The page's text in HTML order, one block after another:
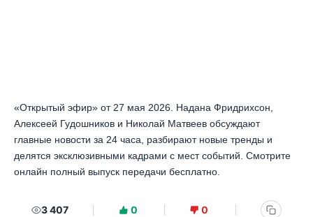
«Открытый эфир» от 27 мая 2026. Надана Фридрихсон,
Алексеей Гудошников и Николай Матвеев обсуждают
главные новости за 24 часа, разбирают новые тренды и
делятся эксклюзивными кадрами с мест событий. Смотрите
онлайн полный выпуск передачи бесплатно.
3 407 0 0